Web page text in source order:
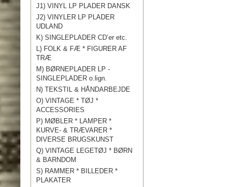
J1) VINYL LP PLADER DANSK
J2) VINYLER LP PLADER
UDLAND
K) SINGLEPLADER CD’er etc.
L) FOLK & FÆ * FIGURER AF
TRÆ
M) BØRNEPLADER LP -
SINGLEPLADER o.lign.
N) TEKSTIL & HÅNDARBEJDE
O) VINTAGE * TØJ *
ACCESSORIES
P) MØBLER * LAMPER *
KURVE- & TRÆVARER *
DIVERSE BRUGSKUNST
Q) VINTAGE LEGETØJ * BØRN
& BARNDOM
S) RAMMER * BILLEDER *
PLAKATER